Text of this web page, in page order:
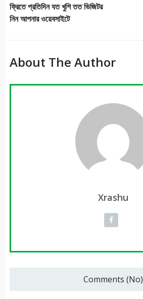
ফ্রিতে প্রতিদিন যত খুশি তত ভিজিটর
নিন আপনার ওয়েবসাইটে
About The Author
Xrashu
Comments (No)